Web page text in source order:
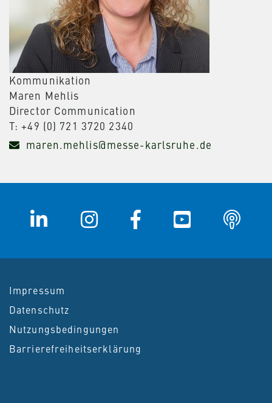
Kommunikation
Maren Mehlis
Director Communication
T: +49 (0) 721 3720 2340
maren.mehlis@messe-karlsruhe.de
Impressum
Datenschutz
Nutzungsbedingungen
Barrierefreiheitserklärung